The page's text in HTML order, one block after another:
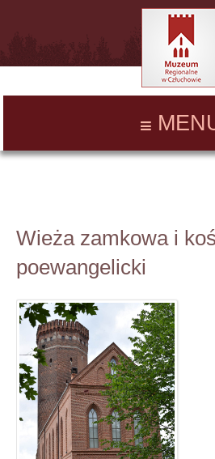
Wieża zamkowa i
poewangelicki